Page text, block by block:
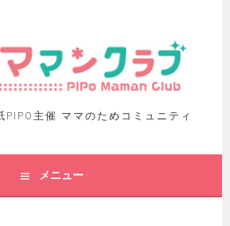
PIPO主催 ママのためコミュニティ
メニュー